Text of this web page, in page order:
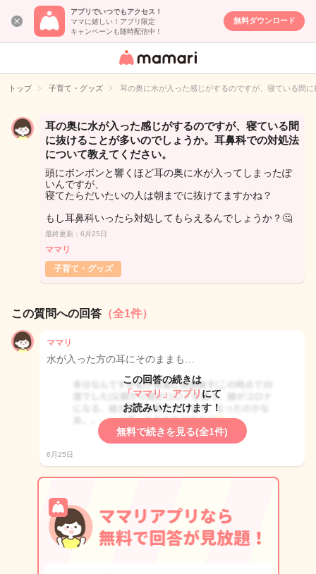
アプリでいつでもアクセス！
ママに嬉しい！アプリ限定
キャンペーンも随時配信中！
無料ダウンロード
女性専用匿名QA
イト
トップ 子育て・グッズ 耳の奥に水が入った感じがするのですが、寝ている間
耳の奥に水が入った感じがするのですが、寝ている間
に抜けることが多いのでしょうか。耳鼻科での対処法
について教えてください。
頭にボンボンと響くほど耳の奥に水が入ってしまったぽ
いんですが、
寝てたらだいたいの人は朝までに抜けてますかね？
もし耳鼻科いったら対処してもらえるんでしょうか？🤔
最終更新：6月25日
ママリ
子育て・グッズ
この質問への回答 （全1件）
ママリ
水が入った方の耳にそのままも…
この回答の続きは
「ママリ」アプリ にて
お読みいただけます！
無料で続きを見る(全1件)
6月25日